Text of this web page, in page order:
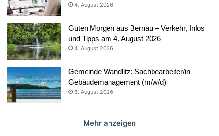
4. August 2026
Guten Morgen aus Bernau – Verkehr, Infos
und Tipps am 4. August 2026
4. August 2026
Gemeinde Wandlitz: Sachbearbeiter/in
Gebäudemanagement (m/w/d)
3. August 2026
Mehr anzeigen